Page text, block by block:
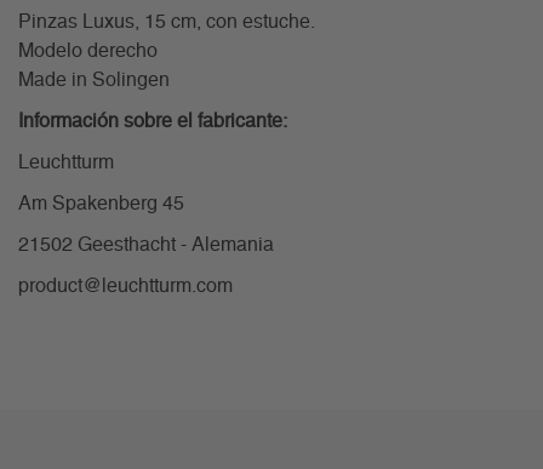
Pinzas Luxus, 15 cm, con estuche.
Modelo derecho
Made in Solingen
Información sobre el fabricante:
Leuchtturm
Am Spakenberg 45
21502 Geesthacht - Alemania
product@leuchtturm.com